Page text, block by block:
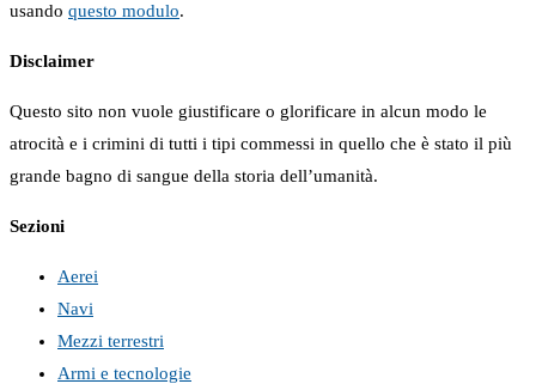
usando questo modulo.
Disclaimer
Questo sito non vuole giustificare o glorificare in alcun modo le
atrocità e i crimini di tutti i tipi commessi in quello che è stato il più
grande bagno di sangue della storia dell’umanità.
Sezioni
Aerei
Navi
Mezzi terrestri
Armi e tecnologie